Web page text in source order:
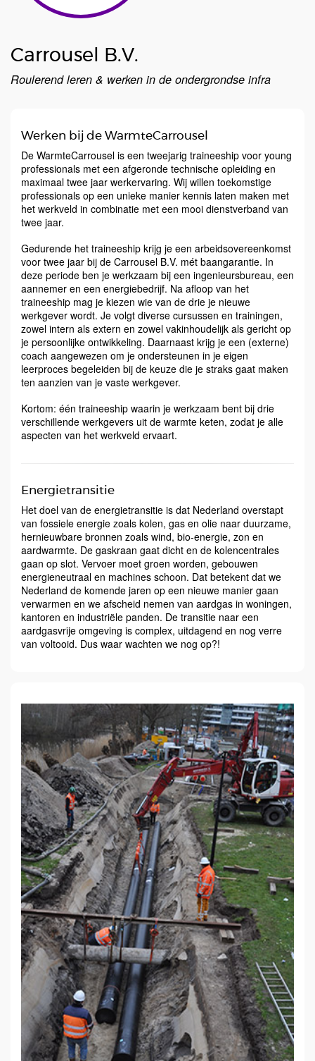
Carrousel B.V.
Roulerend leren & werken in de ondergrondse infra
Werken bij de WarmteCarrousel
De WarmteCarrousel is een tweejarig traineeship voor young
professionals met een afgeronde technische opleiding en
maximaal twee jaar werkervaring. Wij willen toekomstige
professionals op een unieke manier kennis laten maken met
het werkveld in combinatie met een mooi dienstverband van
twee jaar.
Gedurende het traineeship krijg je een arbeidsovereenkomst
voor twee jaar bij de Carrousel B.V. mét baangarantie. In
deze periode ben je werkzaam bij een ingenieursbureau, een
aannemer en een energiebedrijf. Na afloop van het
traineeship mag je kiezen wie van de drie je nieuwe
werkgever wordt. Je volgt diverse cursussen en trainingen,
zowel intern als extern en zowel vakinhoudelijk als gericht op
je persoonlijke ontwikkeling. Daarnaast krijg je een (externe)
coach aangewezen om je ondersteunen in je eigen
leerproces begeleiden bij de keuze die je straks gaat maken
ten aanzien van je vaste werkgever.
Kortom: één traineeship waarin je werkzaam bent bij drie
verschillende werkgevers uit de warmte keten, zodat je alle
aspecten van het werkveld ervaart.
Energietransitie
Het doel van de energietransitie is dat Nederland overstapt
van fossiele energie zoals kolen, gas en olie naar duurzame,
hernieuwbare bronnen zoals wind, bio-energie, zon en
aardwarmte. De gaskraan gaat dicht en de kolencentrales
gaan op slot. Vervoer moet groen worden, gebouwen
energieneutraal en machines schoon. Dat betekent dat we
Nederland de komende jaren op een nieuwe manier gaan
verwarmen en we afscheid nemen van aardgas in woningen,
kantoren en industriële panden. De transitie naar een
aardgasvrije omgeving is complex, uitdagend en nog verre
van voltooid. Dus waar wachten we nog op?!